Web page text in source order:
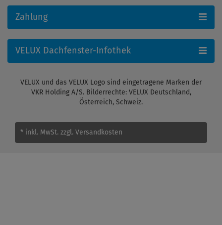
Zahlung
VELUX Dachfenster-Infothek
VELUX und das VELUX Logo sind eingetragene Marken der
VKR Holding A/S. Bilderrechte: VELUX Deutschland,
Österreich, Schweiz.
* inkl. MwSt. zzgl. Versandkosten